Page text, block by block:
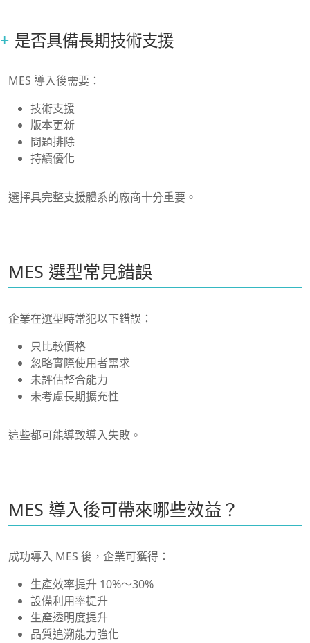
是否具備長期技術支援
MES 導入後需要：
技術支援
版本更新
問題排除
持續優化
選擇具完整支援體系的廠商十分重要。
MES 選型常見錯誤
企業在選型時常犯以下錯誤：
只比較價格
忽略實際使用者需求
未評估整合能力
未考慮長期擴充性
這些都可能導致導入失敗。
MES 導入後可帶來哪些效益？
成功導入 MES 後，企業可獲得：
生產效率提升 10%～30%
設備利用率提升
生產透明度提升
品質追溯能力強化